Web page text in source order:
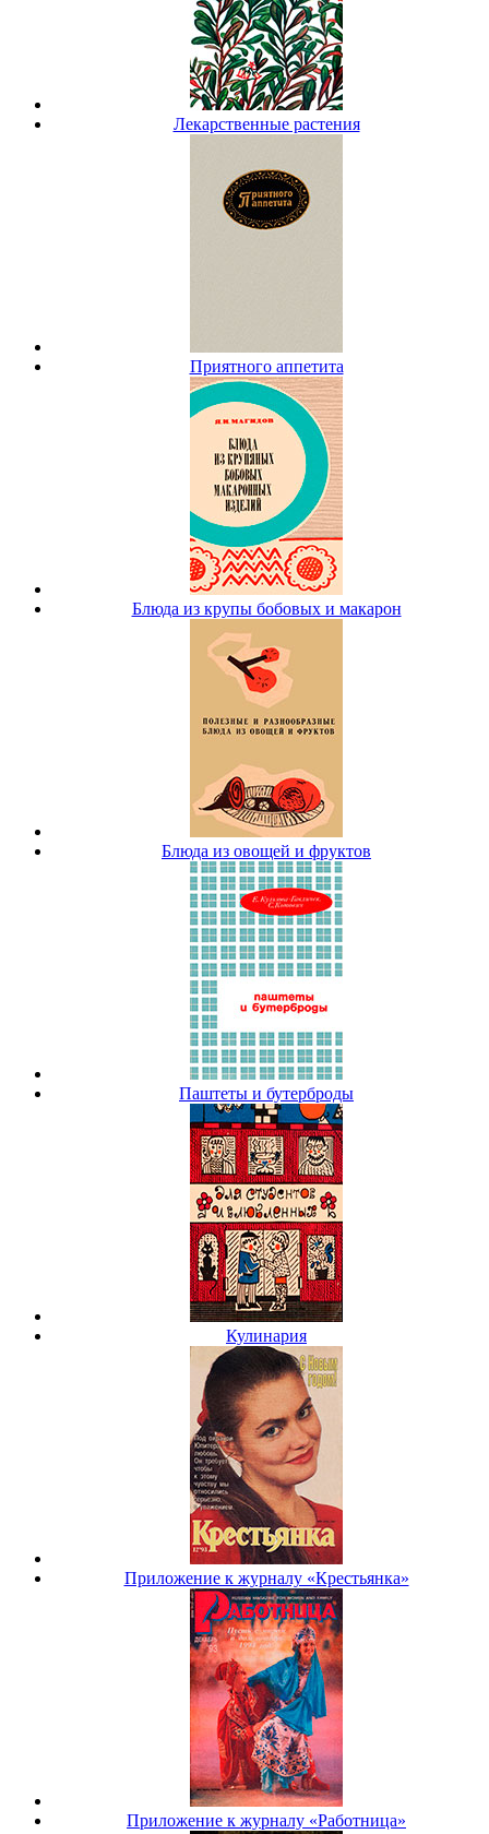
Лекарственные растения
Приятного аппетита
Блюда из крупы бобовых и макарон
Блюда из овощей и фруктов
Паштеты и бутерброды
Кулинария
Приложение к журналу «Крестьянка»
Приложение к журналу «Работница»